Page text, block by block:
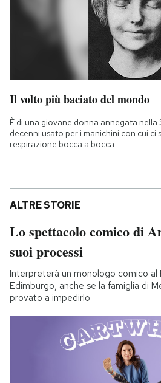
Il volto più baciato del mondo
È di una giovane donna annegata
decenni usato per i manichini con cui ci
respirazione bocca a bocca
ALTRE STORIE
Lo spettacolo comico di
suoi processi
Interpreterà un monologo comico al
Edimburgo, anche se la famiglia di
provato a impedirlo